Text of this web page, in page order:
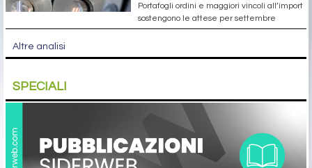
Portafogli ordini e maggiori vincoli all’import
sostengono le attese per settembre
Altre analisi
SPECIALI